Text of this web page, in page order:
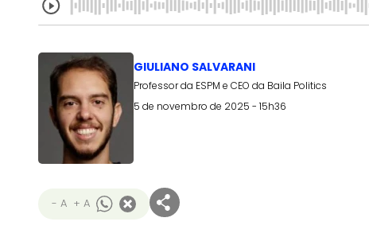
GIULIANO SALVARANI
Professor da ESPM e CEO da Baila Politics
5 de novembro de 2025 - 15h36
- A + A